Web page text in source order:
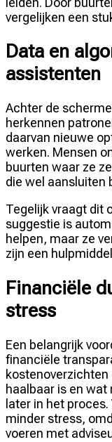
vergelijken een
Data en
assistenten
Achter de
herkennen
daarvan nieuwe
werken. Mensen
buurten waar ze
die wel aansluiten
Tegelijk vraagt dit
suggestie is
helpen, maar ze
zijn een
Financiële
stress
Een belangrijk
financiële
haalbaar is en
later in het
minder stress,
voeren met